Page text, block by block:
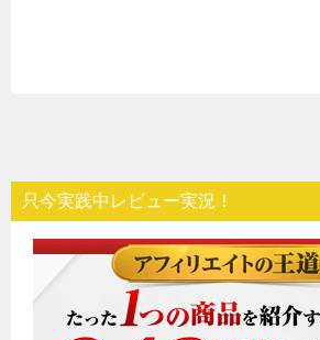
只今実践中レビュー実況！